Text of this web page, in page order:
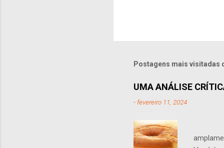
Postagens mais visitadas
UMA ANÁLISE
- fevereiro 11, 2024
A